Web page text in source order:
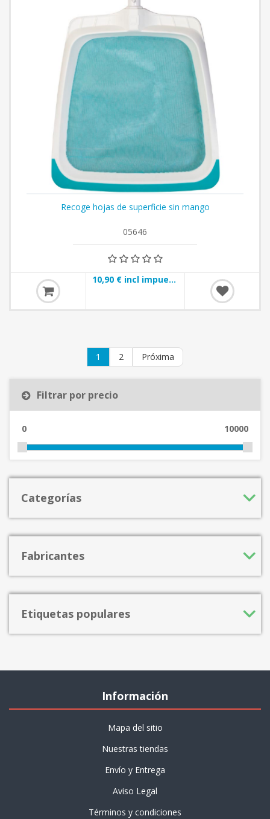
Recoge hojas de superficie sin mango
05646
10,90 € incl impuestos
1 2 Próxima
Filtrar por precio
0 10000
Categorías
Fabricantes
Etiquetas populares
Información
Mapa del sitio
Nuestras tiendas
Envío y Entrega
Aviso Legal
Términos y condiciones